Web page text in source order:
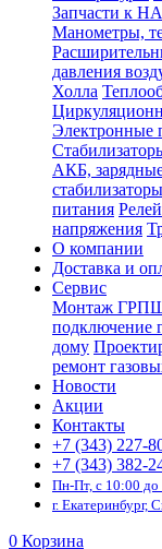
Запчасти к
Манометры,
давления
Холла
Электронные
АКБ,
питания
напряжения
О компании
Доставка и
Сервис
Монтаж
подключение
дому
ремонт
Новости
Акции
Контакты
+7 (343) 227-
+7 (343) 382-
Пн-Пт, с 10:00 до
г. Екатеринбург,
0 Корзина